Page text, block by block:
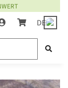
DE